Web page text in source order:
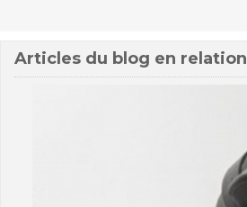
Articles du blog en relation